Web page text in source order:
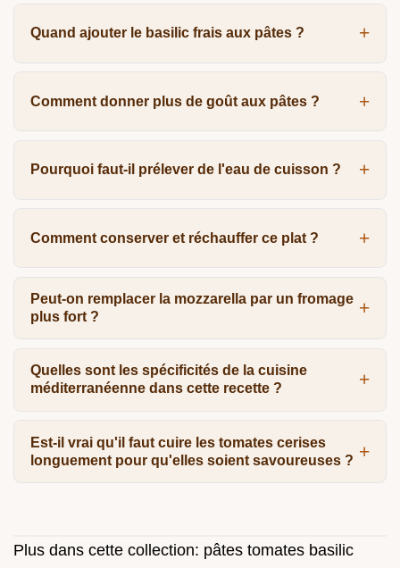
Quand ajouter le basilic frais aux pâtes ?
Comment donner plus de goût aux pâtes ?
Pourquoi faut-il prélever de l'eau de cuisson ?
Comment conserver et réchauffer ce plat ?
Peut-on remplacer la mozzarella par un fromage
plus fort ?
Quelles sont les spécificités de la cuisine
méditerranéenne dans cette recette ?
Est-il vrai qu'il faut cuire les tomates cerises
longuement pour qu'elles soient savoureuses ?
Plus dans cette collection: pâtes tomates basilic